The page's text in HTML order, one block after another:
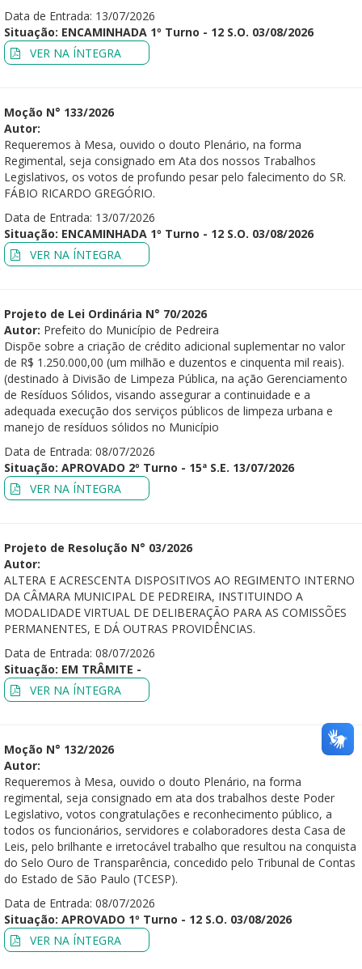
Data de Entrada: 13/07/2026
Situação: ENCAMINHADA 1º Turno - 12 S.O. 03/08/2026
VER NA ÍNTEGRA
Moção N° 133/2026
Autor:
Requeremos à Mesa, ouvido o douto Plenário, na forma
Regimental, seja consignado em Ata dos nossos Trabalhos
Legislativos, os votos de profundo pesar pelo falecimento do SR.
FÁBIO RICARDO GREGÓRIO.
Data de Entrada: 13/07/2026
Situação: ENCAMINHADA 1º Turno - 12 S.O. 03/08/2026
VER NA ÍNTEGRA
Projeto de Lei Ordinária N° 70/2026
Autor: Prefeito do Município de Pedreira
Dispõe sobre a criação de crédito adicional suplementar no valor
de R$ 1.250.000,00 (um milhão e duzentos e cinquenta mil reais).
(destinado à Divisão de Limpeza Pública, na ação Gerenciamento
de Resíduos Sólidos, visando assegurar a continuidade e a
adequada execução dos serviços públicos de limpeza urbana e
manejo de resíduos sólidos no Município
Data de Entrada: 08/07/2026
Situação: APROVADO 2º Turno - 15ª S.E. 13/07/2026
VER NA ÍNTEGRA
Projeto de Resolução N° 03/2026
Autor:
ALTERA E ACRESCENTA DISPOSITIVOS AO REGIMENTO INTERNO
DA CÂMARA MUNICIPAL DE PEDREIRA, INSTITUINDO A
MODALIDADE VIRTUAL DE DELIBERAÇÃO PARA AS COMISSÕES
PERMANENTES, E DÁ OUTRAS PROVIDÊNCIAS.
Data de Entrada: 08/07/2026
Situação: EM TRÂMITE -
VER NA ÍNTEGRA
Moção N° 132/2026
Autor:
Requeremos à Mesa, ouvido o douto Plenário, na forma
regimental, seja consignado em ata dos trabalhos deste Poder
Legislativo, votos congratulações e reconhecimento público, a
todos os funcionários, servidores e colaboradores desta Casa de
Leis, pelo brilhante e irretocável trabalho que resultou na conquista
do Selo Ouro de Transparência, concedido pelo Tribunal de Contas
do Estado de São Paulo (TCESP).
Data de Entrada: 08/07/2026
Situação: APROVADO 1º Turno - 12 S.O. 03/08/2026
VER NA ÍNTEGRA